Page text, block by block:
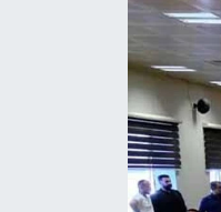
Dernekler, Odalar
DÜNYA
Haber Arşivi